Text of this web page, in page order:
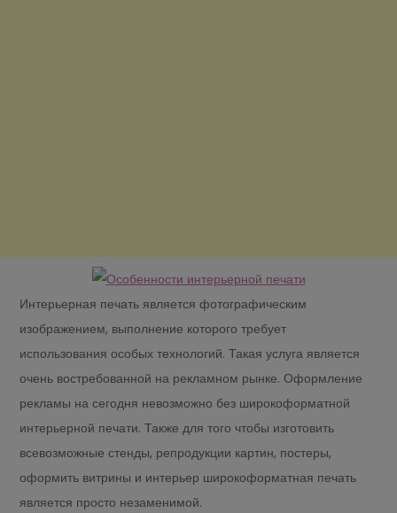
Интерьерная печать является фотографическим
изображением, выполнение которого требует
использования особых технологий. Такая услуга является
очень востребованной на рекламном рынке. Оформление
рекламы на сегодня невозможно без широкоформатной
интерьерной печати. Также для того чтобы изготовить
всевозможные стенды, репродукции картин, постеры,
оформить витрины и интерьер широкоформатная печать
является просто незаменимой.